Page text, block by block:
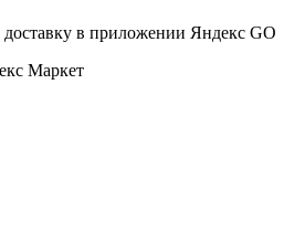
в приложении Яндекс GO
Маркет